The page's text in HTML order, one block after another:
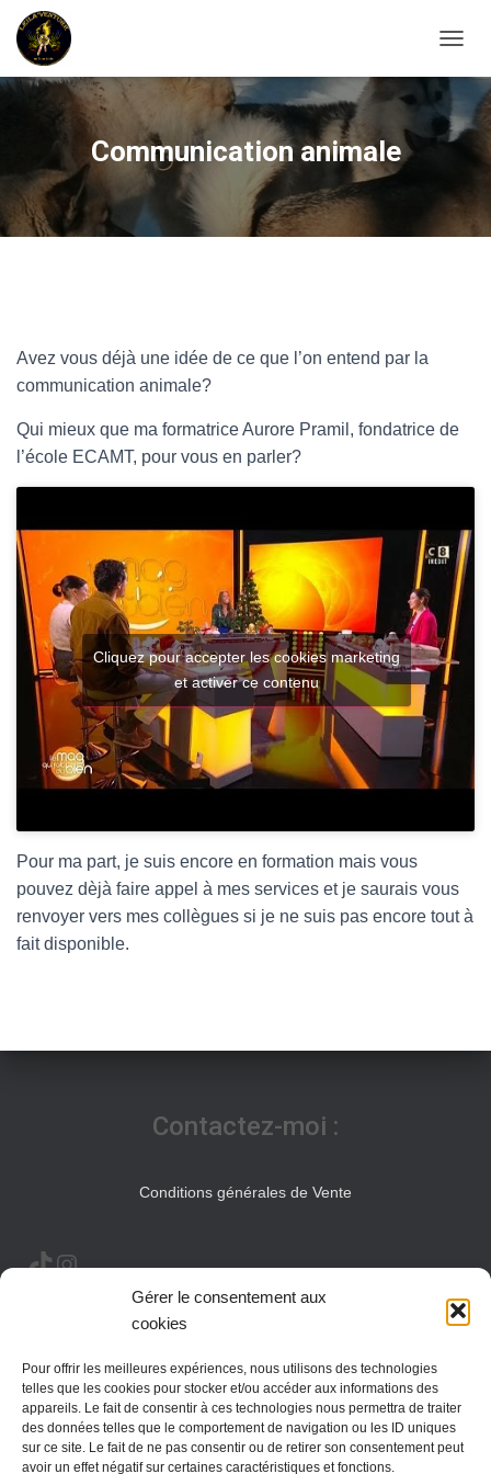
Gérer le consentement aux
cookies
Pour offrir les meilleures expériences, nous utilisons des technologies
telles que les cookies pour stocker et/ou accéder aux informations des
appareils. Le fait de consentir à ces technologies nous permettra de traiter
des données telles que le comportement de navigation ou les ID uniques
sur ce site. Le fait de ne pas consentir ou de retirer son consentement peut
avoir un effet négatif sur certaines caractéristiques et fonctions.
Communication animale
Avez vous déjà une idée de ce que l’on entend par la
communication animale?
Qui mieux que ma formatrice Aurore Pramil, fondatrice de
l’école ECAMT, pour vous en parler?
Cliquez pour accepter les cookies marketing
et activer ce contenu
Pour ma part, je suis encore en formation mais vous
pouvez dèjà faire appel à mes services et je saurais vous
renvoyer vers mes collègues si je ne suis pas encore tout à
fait disponible.
Contactez-moi :
Conditions générales de Vente
TIKTOK
Informations pratiques